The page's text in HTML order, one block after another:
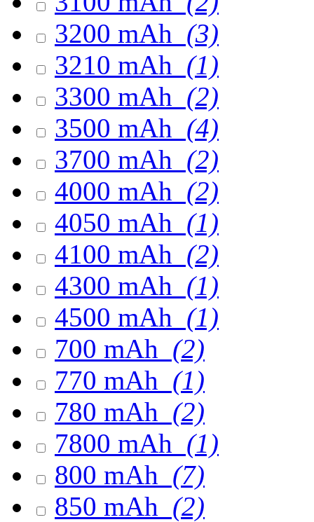
3200 mAh (3)
3210 mAh (1)
3300 mAh (2)
3500 mAh (4)
3700 mAh (2)
4000 mAh (2)
4050 mAh (1)
4100 mAh (2)
4300 mAh (1)
4500 mAh (1)
700 mAh (2)
770 mAh (1)
780 mAh (2)
7800 mAh (1)
800 mAh (7)
850 mAh (2)